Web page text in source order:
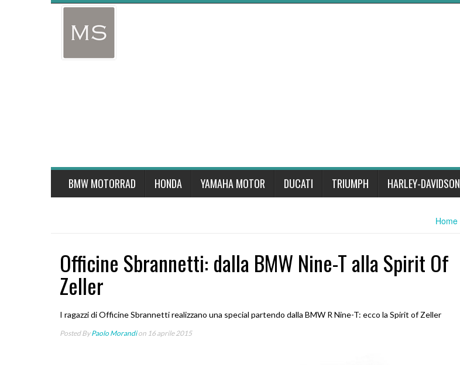
BMW MOTORRAD HONDA YAMAHA MOTOR DUCATI TRIUMPH HARLEY-DAVIDSON
Home
Officine Sbrannetti: dalla BMW Nine-T alla Spirit Of
Zeller
I ragazzi di Officine Sbrannetti realizzano una special partendo dalla BMW R Nine-T: ecco la Spirit of Zeller
Posted ByPaolo Morandion 16 aprile 2015